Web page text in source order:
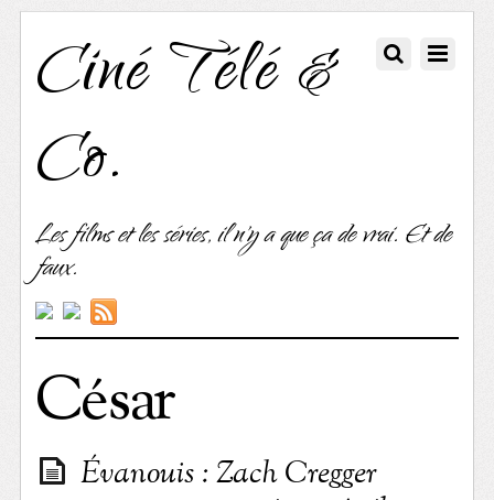
Ciné Télé &
Co.
Les films et les séries, il n'y a que ça de vrai. Et de
faux.
César
Évanouis : Zach Cregger